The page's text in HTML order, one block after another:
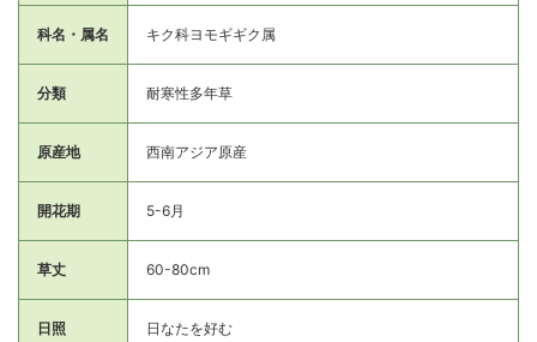
科名・属名 キク科ヨモギギク属
分類 耐寒性多年草
原産地 西南アジア原産
開花期 5-6月
草丈 60-80cm
日照 日なたを好む